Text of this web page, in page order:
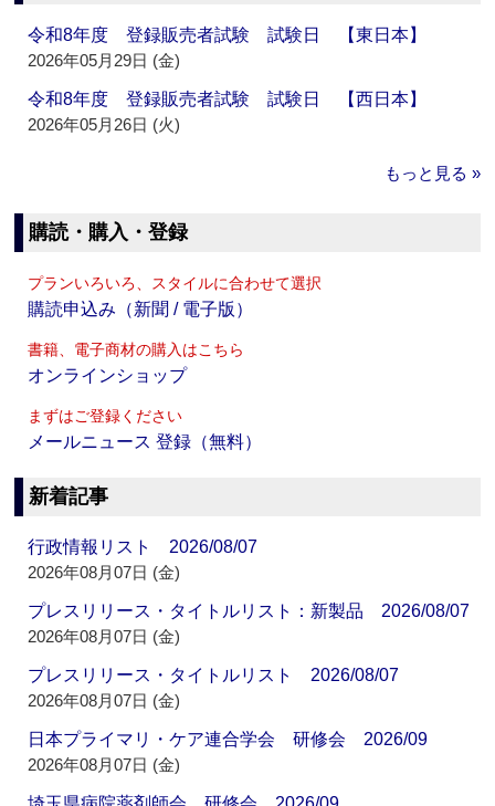
令和8年度 登録販売者試験 試験日 【東日本】
2026年05月29日 (金)
令和8年度 登録販売者試験 試験日 【西日本】
2026年05月26日 (火)
もっと見る »
購読・購入・登録
プランいろいろ、スタイルに合わせて選択
購読申込み（新聞 / 電子版）
書籍、電子商材の購入はこちら
オンラインショップ
まずはご登録ください
メールニュース 登録（無料）
新着記事
行政情報リスト 2026/08/07
2026年08月07日 (金)
プレスリリース・タイトルリスト：新製品 2026/08/07
2026年08月07日 (金)
プレスリリース・タイトルリスト 2026/08/07
2026年08月07日 (金)
日本プライマリ・ケア連合学会 研修会 2026/09
2026年08月07日 (金)